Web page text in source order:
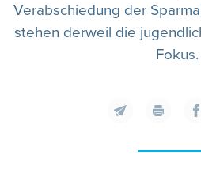
Verabschiedung der
stehen derweil die
Fokus.